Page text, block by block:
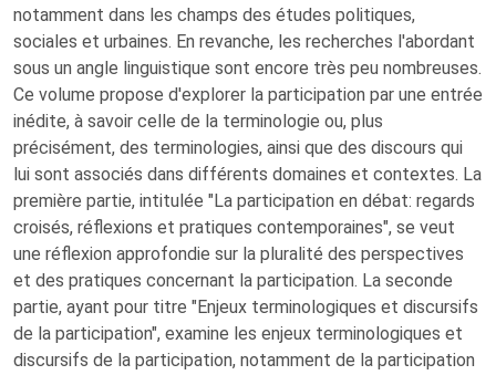
notamment dans les champs des études politiques,
sociales et urbaines. En revanche, les recherches l'abordant
sous un angle linguistique sont encore très peu nombreuses.
Ce volume propose d'explorer la participation par une entrée
inédite, à savoir celle de la terminologie ou, plus
précisément, des terminologies, ainsi que des discours qui
lui sont associés dans différents domaines et contextes. La
première partie, intitulée "La participation en débat: regards
croisés, réflexions et pratiques contemporaines", se veut
une réflexion approfondie sur la pluralité des perspectives
et des pratiques concernant la participation. La seconde
partie, ayant pour titre "Enjeux terminologiques et discursifs
de la participation", examine les enjeux terminologiques et
discursifs de la participation, notamment de la participation